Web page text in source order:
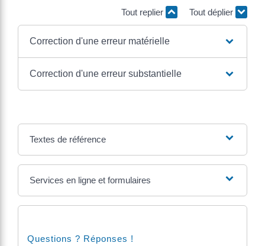
Tout replier Tout déplier
Correction d'une erreur matérielle
Correction d'une erreur substantielle
Textes de référence
Services en ligne et formulaires
Questions ? Réponses !